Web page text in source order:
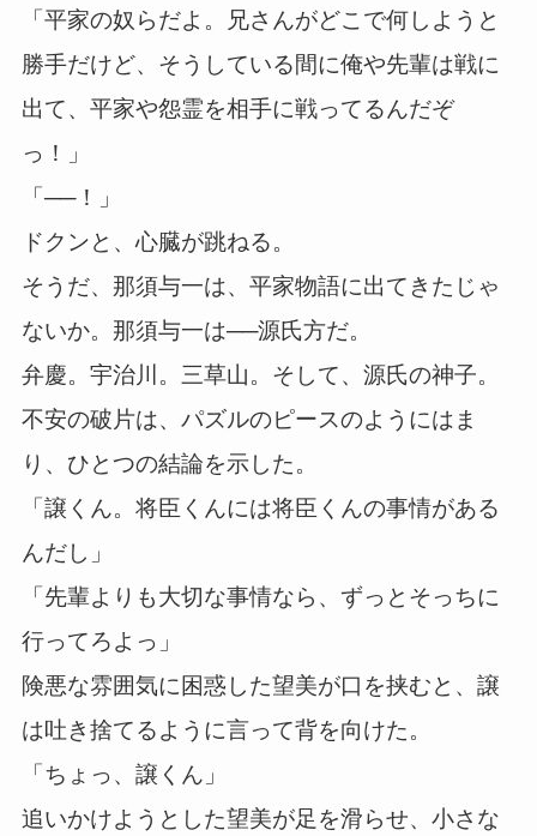
「平家の奴らだよ。兄さんがどこで何しようと
勝手だけど、そうしている間に俺や先輩は戦に
出て、平家や怨霊を相手に戦ってるんだぞ
っ！」
「──！」
ドクンと、心臓が跳ねる。
そうだ、那須与一は、平家物語に出てきたじゃ
ないか。那須与一は──源氏方だ。
弁慶。宇治川。三草山。そして、源氏の神子。
不安の破片は、パズルのピースのようにはま
り、ひとつの結論を示した。
「譲くん。将臣くんには将臣くんの事情がある
んだし」
「先輩よりも大切な事情なら、ずっとそっちに
行ってろよっ」
険悪な雰囲気に困惑した望美が口を挟むと、譲
は吐き捨てるように言って背を向けた。
「ちょっ、譲くん」
追いかけようとした望美が足を滑らせ、小さな